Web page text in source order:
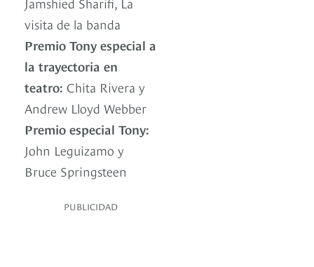
visita de la banda
Premio Tony especial a
la trayectoria en
teatro: Chita Rivera y
Andrew Lloyd Webber
Premio especial Tony:
John Leguizamo y
Bruce Springsteen
PUBLICIDAD